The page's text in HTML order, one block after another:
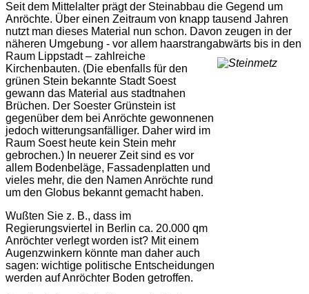
Seit dem Mittelalter prägt der Steinabbau die Gegend um
Anröchte. Über einen Zeitraum von knapp tausend Jahren
nutzt man dieses Material nun schon. Davon zeugen in der
näheren Umgebung - vor allem haarstrangabwärts bis in den
Raum Lippstadt – zahlreiche
Kirchenbauten. (Die ebenfalls für den
grünen Stein bekannte Stadt Soest
gewann das Material aus stadtnahen
Brüchen. Der Soester Grünstein ist
gegenüber dem bei Anröchte gewonnenen
jedoch witterungsanfälliger. Daher wird im
Raum Soest heute kein Stein mehr
gebrochen.) In neuerer Zeit sind es vor
allem Bodenbeläge, Fassadenplatten und
vieles mehr, die den Namen Anröchte rund
um den Globus bekannt gemacht haben.
Wußten Sie z. B., dass im
Regierungsviertel in Berlin ca. 20.000 qm
Anröchter verlegt worden ist? Mit einem
Augenzwinkern könnte man daher auch
sagen: wichtige politische Entscheidungen
werden auf Anröchter Boden getroffen.